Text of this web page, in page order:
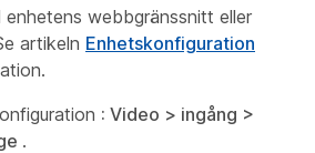
webbgränssnitt eller
artikeln Enhetskonfiguration
: Video > ingång >
.